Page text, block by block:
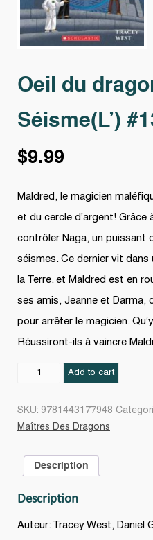
Oeil du
Séisme(L’)
$9.99
Maldred, le magicien
et du cercle d’argent!
contrôler Naga, un puissant
séismes. Ce dernier vit
la Terre. et Maldred est en
ses amis, Jeanne et Darma,
pour arrêter le magicien.
Réussiront-ils à vaincre
WEST
Add to cart
SKU: 9781443177948
Maîtres Des Dragons
Description
Description
Auteur: Tracey West, Daniel